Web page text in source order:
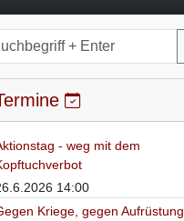
- weg mit dem
14:00
Kriege, gegen Aufrüstung